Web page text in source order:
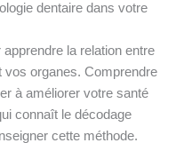
dentaire dans votre
la relation entre
organes. Comprendre
à améliorer votre santé
connaît le décodage
cette méthode.